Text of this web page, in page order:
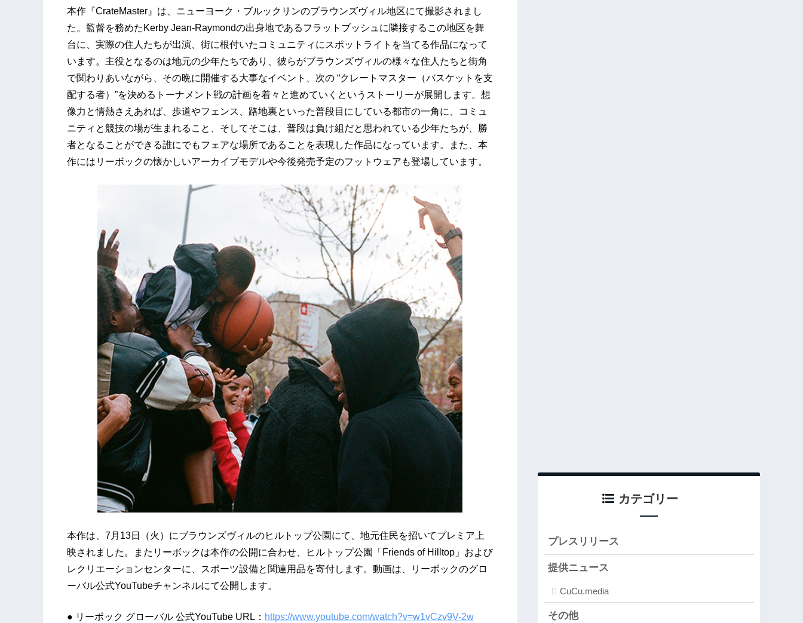
本作『CrateMaster』は、ニューヨーク・ブルックリンのブラウンズヴィル地区にて撮影されまし
た。監督を務めたKerby Jean-Raymondの出身地であるフラットブッシュに隣接するこの地区を舞
台に、実際の住人たちが出演、街に根付いたコミュニティにスポットライトを当てる作品になって
います。主役となるのは地元の少年たちであり、彼らがブラウンズヴィルの様々な住人たちと街角
で関わりあいながら、その晩に開催する大事なイベント、次の “クレートマスター（バスケットを支
配する者）”を決めるトーナメント戦の計画を着々と進めていくというストーリーが展開します。想
像力と情熱さえあれば、歩道やフェンス、路地裏といった普段目にしている都市の一角に、コミュ
ニティと競技の場が生まれること、そしてそこは、普段は負け組だと思われている少年たちが、勝
者となることができる誰にでもフェアな場所であることを表現した作品になっています。また、本
作にはリーボックの懐かしいアーカイブモデルや今後発売予定のフットウェアも登場しています。
本作は、7月13日（火）にブラウンズヴィルのヒルトップ公園にて、地元住民を招いてプレミア上
映されました。またリーボックは本作の公開に合わせ、ヒルトップ公園「Friends of Hilltop」および
レクリエーションセンターに、スポーツ設備と関連用品を寄付します。動画は、リーボックのグロ
ーバル公式YouTubeチャンネルにて公開します。
● リーボック グローバル 公式YouTube URL： https://www.youtube.com/watch?v=w1vCzv9V-2w
カテゴリー
プレスリリース
提供ニュース
CuCu.media
その他